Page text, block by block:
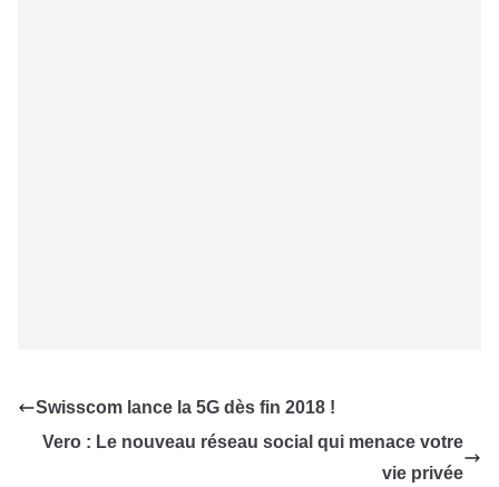
Swisscom lance la 5G dès fin 2018 !
Vero : Le nouveau réseau social qui menace votre
vie privée